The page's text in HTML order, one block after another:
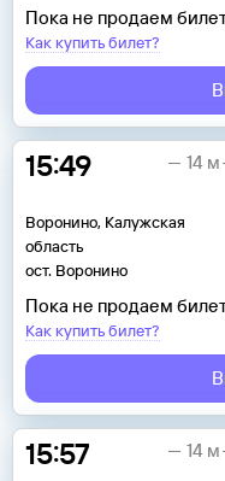
Пока не продаем
Как купить билет?
15:49
Воронино, Калужская
область
ост. Воронино
14 м
Пока не продаем
Как купить билет?
15:57 14 м